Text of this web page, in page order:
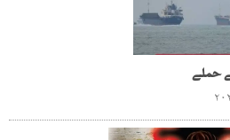
حملے